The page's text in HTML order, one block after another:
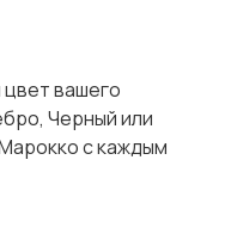
вашего
Черный или
с каждым